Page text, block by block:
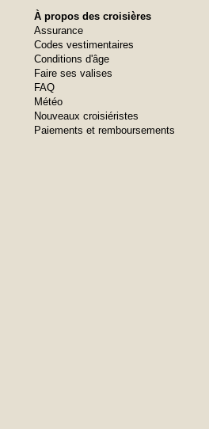
À propos des croisières
Assurance
Codes vestimentaires
Conditions d'âge
Faire ses valises
FAQ
Météo
Nouveaux croisiéristes
Paiements et remboursements